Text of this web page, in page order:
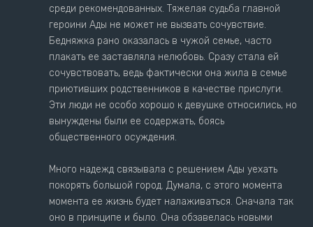
среди рекомендованных. Тяжелая судьба главной
героини Ады не может не вызвать сочувствие.
Бедняжка рано оказалась в чужой семье, часто
плакать ее заставляла нелюбовь. Сразу стала ей
сочувствовать, ведь фактически она жила в семье
приютивших родственников в качестве прислуги.
Эти люди не особо хорошо к девушке относились, но
вынуждены были ее содержать, боясь
общественного осуждения.
Много надежд связывала с решением Ады уехать
покорять большой город. Думала, с этого момента
момента ее жизнь будет налаживаться. Сначала так
оно в принципе и было. Она обзавелась новыми